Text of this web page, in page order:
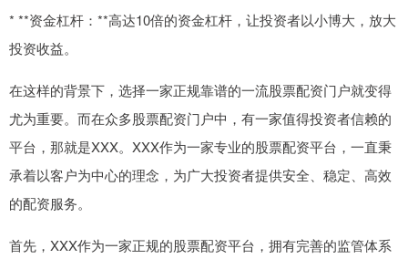
* **资金杠杆：**高达10倍的资金杠杆，让投资者以小博大，放大
投资收益。
在这样的背景下，选择一家正规靠谱的一流股票配资门户就变得
尤为重要。而在众多股票配资门户中，有一家值得投资者信赖的
平台，那就是XXX。XXX作为一家专业的股票配资平台，一直秉
承着以客户为中心的理念，为广大投资者提供安全、稳定、高效
的配资服务。
首先，XXX作为一家正规的股票配资平台，拥有完善的监管体系